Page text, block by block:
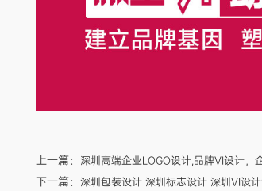
上一篇： 深圳高端企业LOGO设计,品牌VI设计，
下一篇： 深圳包装设计 深圳标志设计 深圳VI设